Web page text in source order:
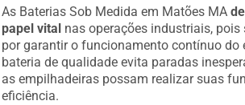
As Baterias Sob Medida em Matões MA
papel vital nas operações industriais, pois
por garantir o funcionamento contínuo do
bateria de qualidade evita paradas
as empilhadeiras possam realizar suas
eficiência.